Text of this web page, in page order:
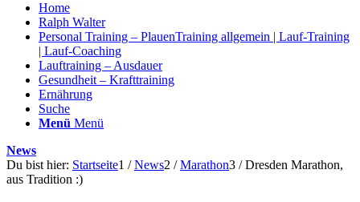
Home
Ralph Walter
Personal Training – PlauenTraining allgemein | Lauf-Training
| Lauf-Coaching
Lauftraining – Ausdauer
Gesundheit – Krafttraining
Ernährung
Suche
Menü Menü
News
Du bist hier: Startseite1 / News2 / Marathon3 / Dresden Marathon,
aus Tradition :)